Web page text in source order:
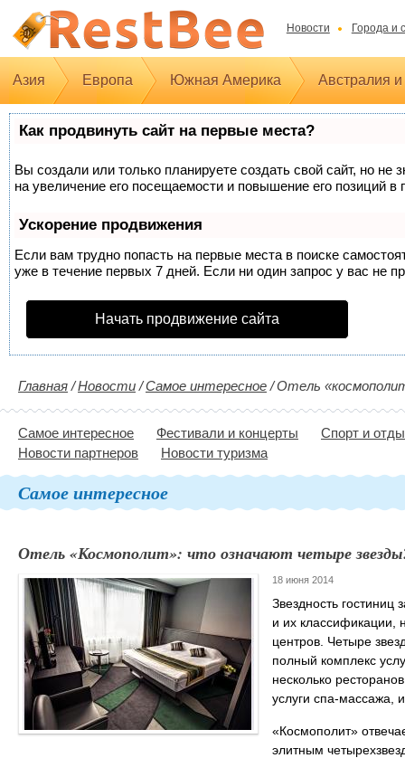
Новости Города и
Азия Европа Южная Америка Австралия
Как продвинуть сайт на первые места?
Вы создали или только планируете создать свой сайт, но
на увеличение его посещаемости и повышение его позиций в
Ускорение продвижения
Если вам трудно попасть на первые места в поиске
уже в течение первых 7 дней. Если ни один запрос у вас не
Начать продвижение сайта
Главная /Новости /Самое интересное /Отель
Самое интересное Фестивали и концерты
Спорт и
Новости партнеров
Новости туризма
Самое интересное
Отель «Космополит»: что означают четыре
18 июня 2014
Звездность гостиниц
и их классификации,
центров. Четыре
полный комплекс
несколько
услуги спа-массажа,
«Космополит»
элитным